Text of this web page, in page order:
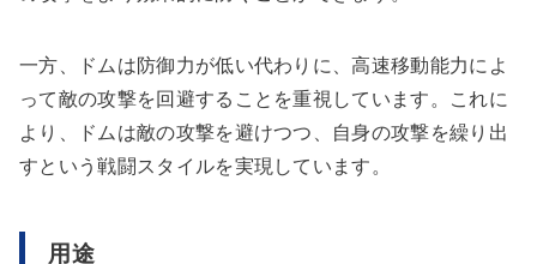
一方、ドムは防御力が低い代わりに、高速移動能力によ
って敵の攻撃を回避することを重視しています。これに
より、ドムは敵の攻撃を避けつつ、自身の攻撃を繰り出
すという戦闘スタイルを実現しています。
用途